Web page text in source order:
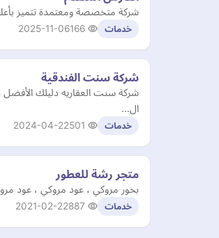
شركة متخصصة ومعتمدة تتميز
خدمات 2025-11-06
شركة سنت الفندقية
شركة سنت العقاريه دليلك الأفضل
ال…
خدمات 2024-04-22
متجر رشة للعطور
بخور مروكي ، عود مروكي ، عود
خدمات 2021-02-22